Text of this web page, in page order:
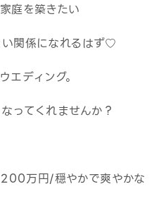
庭を築きたい
関係になれるはず♡
エディング。
ってくれませんか？
万円/穏やかで爽やかな